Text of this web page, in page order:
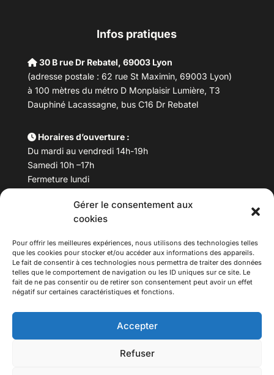
Gérer le consentement aux
cookies
Pour offrir les meilleures expériences, nous utilisons des technologies telles
que les cookies pour stocker et/ou accéder aux informations des appareils.
Le fait de consentir à ces technologies nous permettra de traiter des données
telles que le comportement de navigation ou les ID uniques sur ce site. Le
fait de ne pas consentir ou de retirer son consentement peut avoir un effet
négatif sur certaines caractéristiques et fonctions.
Accepter
Refuser
Infos pratiques
30 B rue Dr Rebatel, 69003 Lyon
(adresse postale : 62 rue St Maximin, 69003 Lyon)
à 100 mètres du métro D Monplaisir Lumière, T3
Dauphiné Lacassagne, bus C16 Dr Rebatel
Horaires d’ouverture :
Du mardi au vendredi 14h-19h
Samedi 10h –17h
Fermeture lundi
Téléphone : 04 78 53 06 40
maisondesculturesasiatiques@asiexpo.com